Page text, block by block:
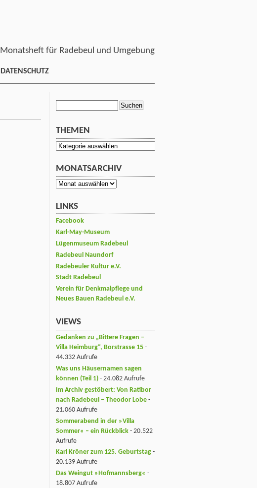
Monatsheft für Radebeul und Umgebung
DATENSCHUTZ
THEMEN
Themen
MONATSARCHIV
Monatsarchiv
LINKS
Facebook
Karl-May-Museum
Lügenmuseum Radebeul
Radebeul Naundorf
Radebeuler Kultur e.V.
Stadt Radebeul
Verein für Denkmalpflege und
Neues Bauen Radebeul e.V.
VIEWS
Gedanken zu „Bittere Fragen –
Villa Heimburg“, Borstrasse 15 -
44.332 Aufrufe
Was uns Häusernamen sagen
können (Teil 1) - 24.082 Aufrufe
Im Archiv gestöbert: Von Ratibor
nach Radebeul – Theodor Lobe -
21.060 Aufrufe
Sommerabend in der »Villa
Sommer« – ein Rückblick - 20.522
Aufrufe
Karl Kröner zum 125. Geburtstag -
20.139 Aufrufe
Das Weingut »Hofmannsberg« -
18.807 Aufrufe